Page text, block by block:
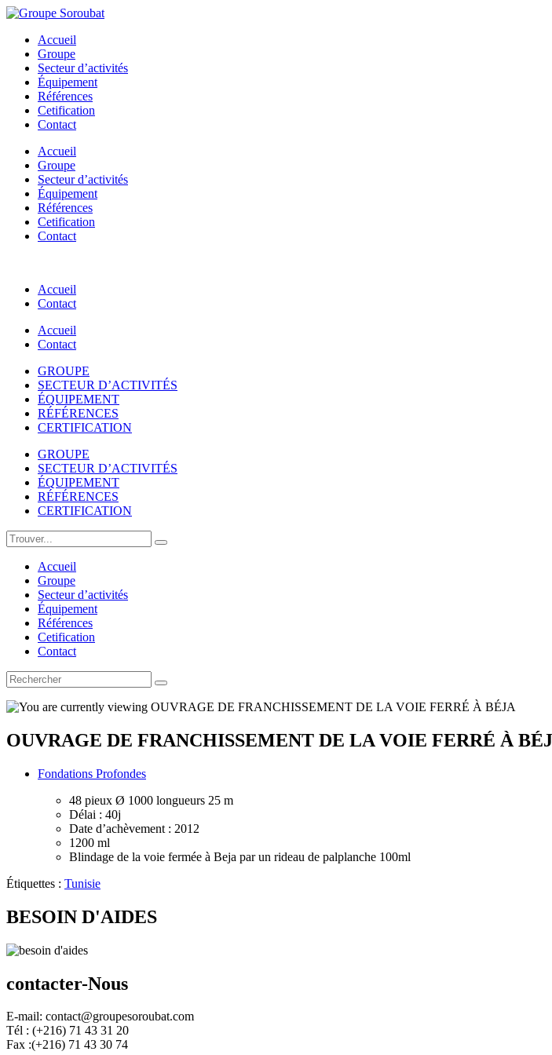
Skip
contentAccueil
Groupe
Secteur d’activités
Équipement
Références
Cetification
Contact
Accueil
Groupe
Secteur d’activités
Équipement
Références
Cetification
Contact
Accueil
Contact
Accueil
Contact
GROUPE
SECTEUR D’ACTIVITÉS
ÉQUIPEMENT
RÉFÉRENCES
CERTIFICATION
GROUPE
SECTEUR D’ACTIVITÉS
ÉQUIPEMENT
RÉFÉRENCES
CERTIFICATION
Accueil
Groupe
Secteur d’activités
Équipement
Références
Cetification
Contact
OUVRAGE DE FRANCHISSEMENT DE LA VOIE FERRÉ À
Post
Fondations Profondes
48 pieux Ø 1000 longueurs 25 m
Délai : 40j
Date d’achèvement : 2012
1200 ml
Blindage de la voie fermée à Beja par un rideau de palplanche 100ml
Étiquettes : Tunisie
BESOIN D'AIDES
contacter-Nous
E-mail: contact@groupesoroubat.com
Tél : (+216) 71 43 31 20
Fax :(+216) 71 43 30 74